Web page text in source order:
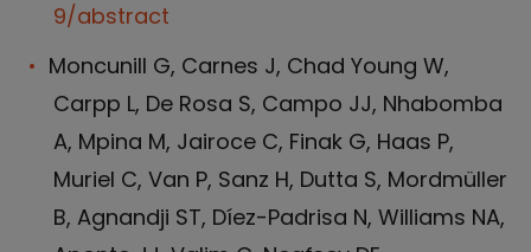
9/abstract
Moncunill G, Carnes J, Chad Young W,
Carpp L, De Rosa S, Campo JJ, Nhabomba
A, Mpina M, Jairoce C, Finak G, Haas P,
Muriel C, Van P, Sanz H, Dutta S, Mordmüller
B, Agnandji ST, Díez-Padrisa N, Williams NA,